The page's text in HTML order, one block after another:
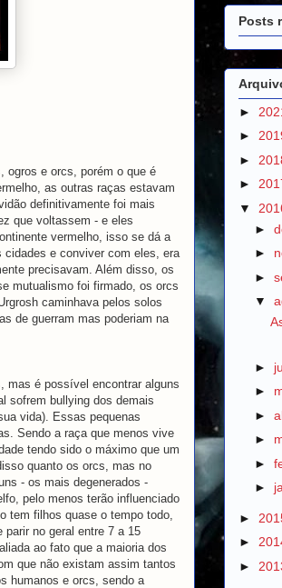
ogros e orcs, porém o que é
as outras raças estavam
definitivamente foi mais
que voltassem - e eles
vermelho, isso se dá a
cidades e conviver com eles, era
precisavam. Além disso, os
mutualismo foi firmado, os orcs
caminhava pelos solos
de guerram mas poderiam na
mas é possível encontrar alguns
sofrem bullying dos demais
vida). Essas pequenas
Sendo a raça que menos vive
tendo sido o máximo que um
quanto os orcs, mas no
- os mais degenerados -
pelo menos terão influenciado
tem filhos quase o tempo todo,
no geral entre 7 a 15
ao fato que a maioria dos
que não existam assim tantos
humanos e orcs, sendo a
Posts
►
►
►
►
▼
►
►
►
▼
►
►
►
►
►
►
►
►
►